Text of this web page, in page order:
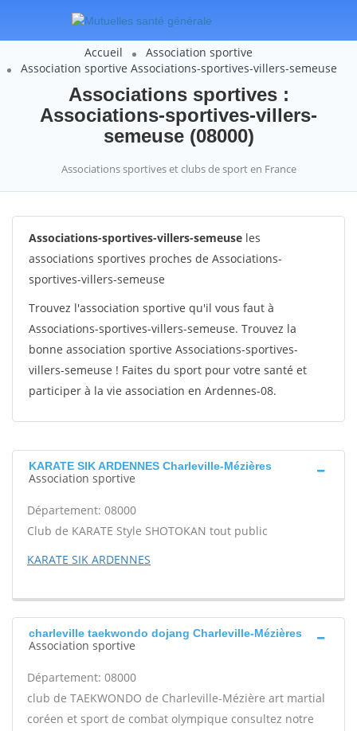
Accueil
Association sportive
Association sportive Associations-sportives-villers-semeuse
Associations sportives :
Associations-sportives-villers-
semeuse (08000)
Associations sportives et clubs de sport en France
Associations-sportives-villers-semeuse les
associations sportives proches de Associations-
sportives-villers-semeuse
Trouvez l'association sportive qu'il vous faut à
Associations-sportives-villers-semeuse. Trouvez la
bonne association sportive Associations-sportives-
villers-semeuse ! Faites du sport pour votre santé et
participer à la vie association en Ardennes-08.
KARATE SIK ARDENNES Charleville-Mézières
Association sportive
Département: 08000
Club de KARATE Style SHOTOKAN tout public
KARATE SIK ARDENNES
charleville taekwondo dojang Charleville-Mézières
Association sportive
Département: 08000
club de TAEKWONDO de Charleville-Mézière art martial
coréen et sport de combat olympique consultez notre